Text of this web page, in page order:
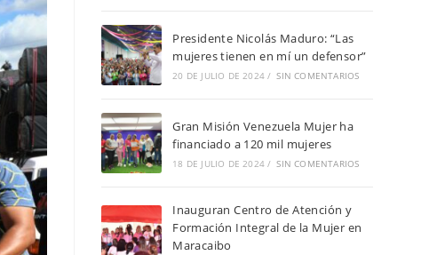
Presidente Nicolás Maduro: “Las
mujeres tienen en mí un defensor”
20 DE JULIO DE 2024 / SIN COMENTARIOS
Gran Misión Venezuela Mujer ha
financiado a 120 mil mujeres
18 DE JULIO DE 2024 / SIN COMENTARIOS
Inauguran Centro de Atención y
Formación Integral de la Mujer en
Maracaibo